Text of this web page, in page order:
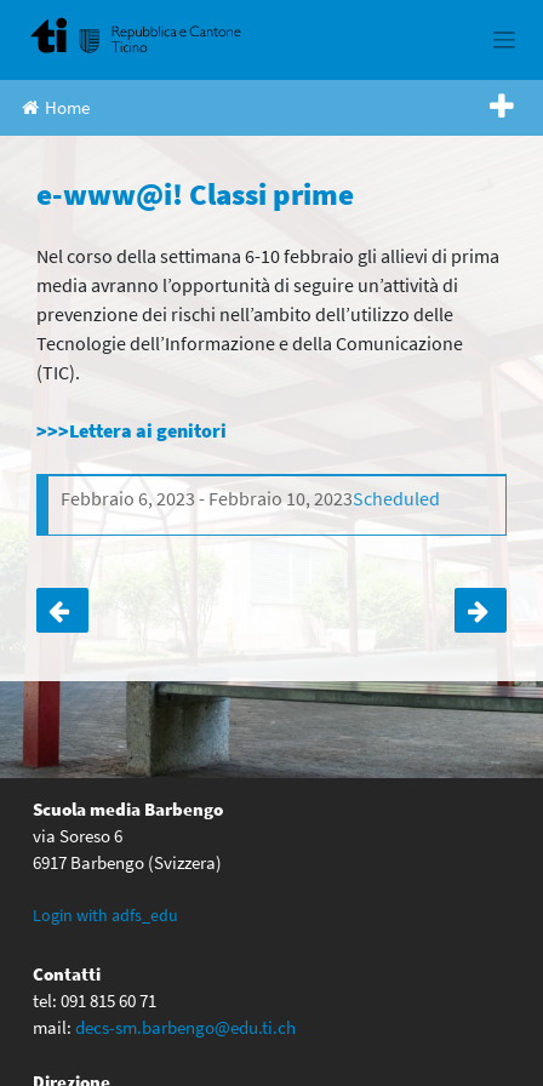
Home
e-www@i! Classi prime
Nel corso della settimana 6-10 febbraio gli allievi di prima
media avranno l’opportunità di seguire un’attività di
prevenzione dei rischi nell’ambito dell’utilizzo delle
Tecnologie dell’Informazione e della Comunicazione
(TIC).
>>>Lettera ai genitori
Febbraio 6, 2023 Febbraio 10, 2023Scheduled
Navigazione
articoli
Scuola media Barbengo
via Soreso 6
6917 Barbengo (Svizzera)
Login with adfs_edu
Contatti
tel: 091 815 60 71
mail: decs-sm.barbengo@edu.ti.ch
Direzione